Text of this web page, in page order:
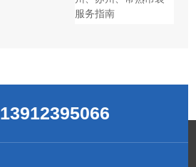
13912395066